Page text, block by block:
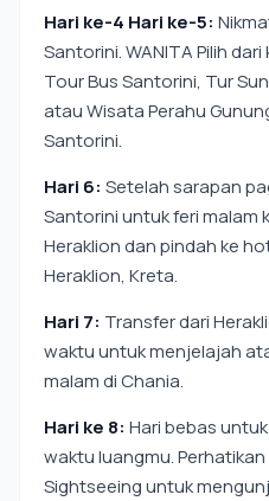
Hari ke-4 Hari ke-5:
Santorini. WANITA Pilih
Tour Bus Santorini, Tur
atau Wisata Perahu
Santorini.
Hari 6: Setelah sarapan
Santorini untuk feri malam
Heraklion dan pindah ke
Heraklion, Kreta.
Hari 7: Transfer dari
waktu untuk menjelajah
malam di Chania.
Hari ke 8: Hari bebas
waktu luangmu.
Sightseeing untuk